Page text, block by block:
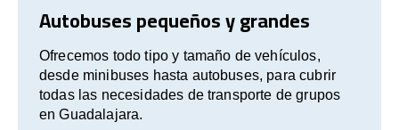
Autobuses pequeños y grandes
Ofrecemos todo tipo y tamaño de vehículos,
desde minibuses hasta autobuses, para cubrir
todas las necesidades de transporte de grupos
en Guadalajara.